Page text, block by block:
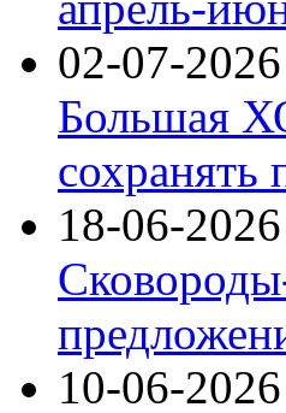
02-07-2026
Большая
сохранять
18-06-2026
10-06-2026